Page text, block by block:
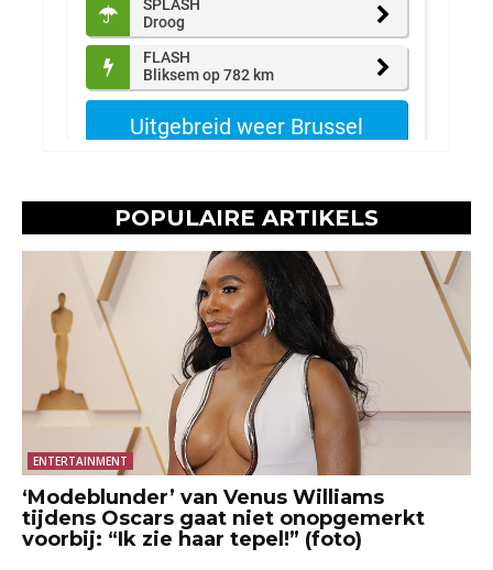
POPULAIRE ARTIKELS
ENTERTAINMENT
‘Modeblunder’ van Venus Williams
tijdens Oscars gaat niet onopgemerkt
voorbij: “Ik zie haar tepel!” (foto)